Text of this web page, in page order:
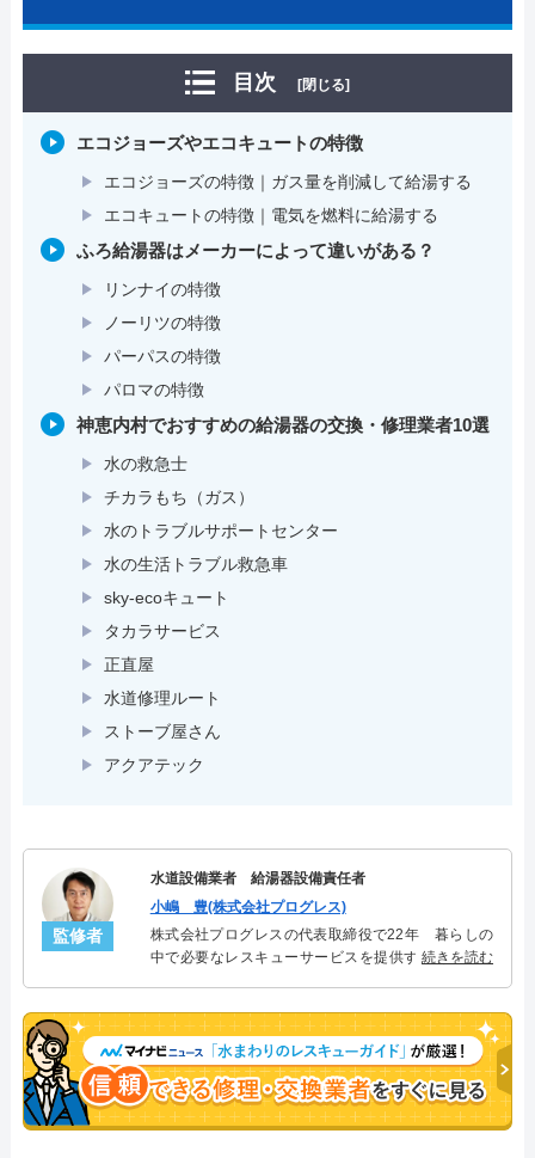
目次 [閉じる]
エコジョーズやエコキュートの特徴
エコジョーズの特徴｜ガス量を削減して給湯する
エコキュートの特徴｜電気を燃料に給湯する
ふろ給湯器はメーカーによって違いがある？
リンナイの特徴
ノーリツの特徴
パーパスの特徴
パロマの特徴
神恵内村でおすすめの給湯器の交換・修理業者10選
水の救急士
チカラもち（ガス）
水のトラブルサポートセンター
水の生活トラブル救急車
sky-ecoキュート
タカラサービス
正直屋
水道修理ルート
ストーブ屋さん
アクアテック
監修者
水道設備業者 給湯器設備責任者
小嶋 豊(株式会社プログレス)
株式会社プログレスの代表取締役で22年 暮らしの
中で必要なレスキューサービスを提供する株式会社
決。多くのお客様に信頼される「給湯器」のスペシ
ャリスト。
続きを読む